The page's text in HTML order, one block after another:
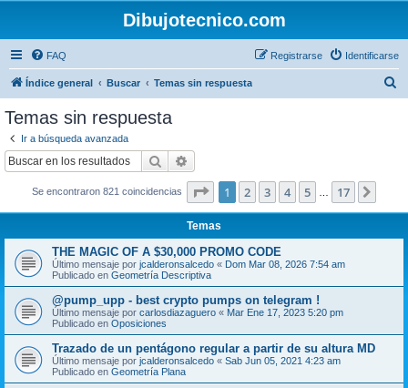
Dibujotecnico.com
FAQ Identificarse
Registrarse
Índice general Buscar Temas sin respuesta
Temas sin respuesta
Ir a búsqueda avanzada
Buscar
Se encontraron 821 coincidencias Página de 17
1 2 3 4 5 17
Temas
THE MAGIC OF A $30,000 PROMO CODE
Último mensaje por jcalderonsalcedo « Dom Mar 08, 2026 7:54 am
Publicado en Geometría Descriptiva
@pump_upp - best crypto pumps on telegram !
Último mensaje por carlosdiazaguero « Mar Ene 17, 2023 5:20 pm
Publicado en Oposiciones
Trazado de un pentágono regular a partir de su altura MD
Último mensaje por jcalderonsalcedo « Sab Jun 05, 2021 4:23 am
Publicado en Geometría Plana